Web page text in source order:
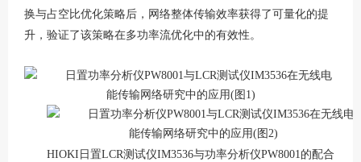
换与占空比优化策略后，网络整体传输效率获得了可量化的提
升，验证了该策略在多功率流优化中的有效性。
HIOKI日置LCR测试仪IM3536与功率分析仪PW8001的配合